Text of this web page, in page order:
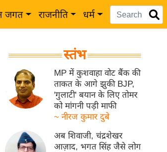
जगत राजनीति धर्म
स्तंभ
MP में कुशवाहा वोट बैंक की
ताकत के आगे झुकी BJP,
'गुलाटी' बयान के लिए तोमर
को मांगनी पड़ी माफी
~ नीरज कुमार दुबे
अब शिवाजी, चंद्रशेखर
आज़ाद, भगत सिंह जैसे लोग